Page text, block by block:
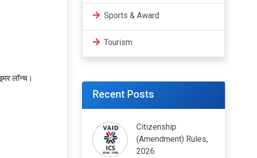
लॉन्च।
Sports & Award
Tourism
Recent Posts
Citizenship
(Amendment) Rules,
2026